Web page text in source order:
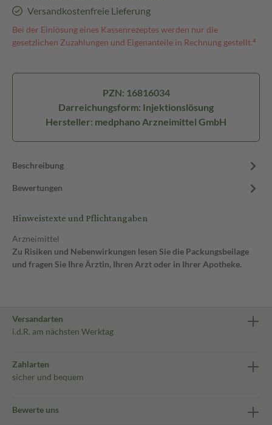
Versandkostenfreie Lieferung
Bei der Einlösung eines Kassenrezeptes werden nur die
gesetzlichen Zuzahlungen und Eigenanteile in Rechnung gestellt.⁴
PZN: 16816034
Darreichungsform: Injektionslösung
Hersteller: medphano Arzneimittel GmbH
Beschreibung
Bewertungen
Hinweistexte und Pflichtangaben
Arzneimittel
Zu Risiken und Nebenwirkungen lesen Sie die Packungsbeilage
und fragen Sie Ihre Ärztin, Ihren Arzt oder in Ihrer Apotheke.
Versandarten
i.d.R. am nächsten Werktag
Zahlarten
sicher und bequem
Bewerte uns